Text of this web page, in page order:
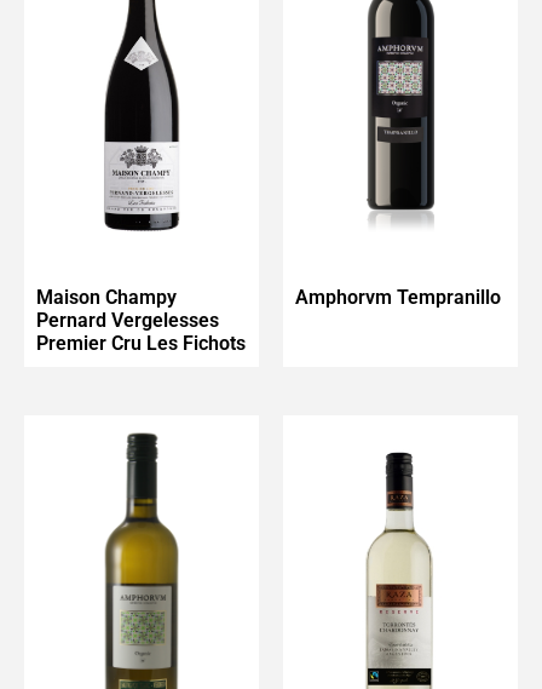
Maison Champy
Pernard Vergelesses
Premier Cru Les Fichots
Amphorvm Tempranillo